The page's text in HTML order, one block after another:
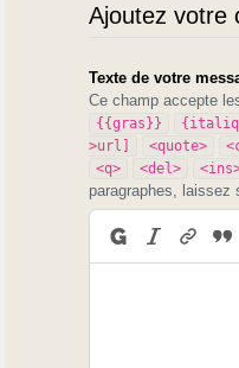
Ajoutez votre
Texte de votre
Ce champ accepte
{{gras}}
>url]
<quote>
<q> <del>
paragraphes, laissez